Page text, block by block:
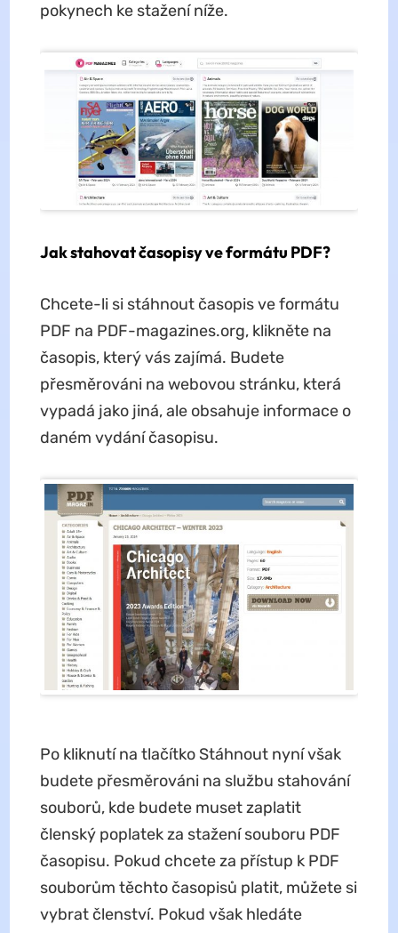
pokynech ke stažení níže.
Jak stahovat časopisy ve formátu PDF?
Chcete-li si stáhnout časopis ve formátu
PDF na PDF-magazines.org, klikněte na
časopis, který vás zajímá. Budete
přesměrováni na webovou stránku, která
vypadá jako jiná, ale obsahuje informace o
daném vydání časopisu.
Po kliknutí na tlačítko Stáhnout nyní však
budete přesměrováni na službu stahování
souborů, kde budete muset zaplatit
členský poplatek za stažení souboru PDF
časopisu. Pokud chcete za přístup k PDF
souborům těchto časopisů platit, můžete si
vybrat členství. Pokud však hledáte